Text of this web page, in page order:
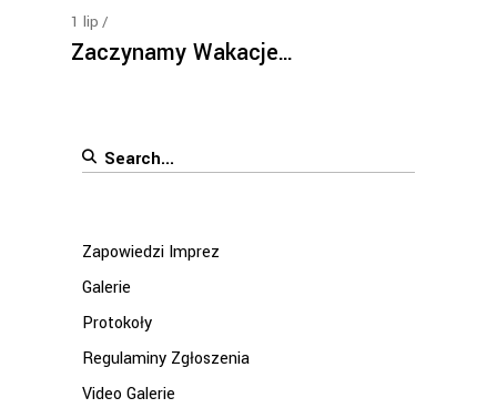
1 lip
Zaczynamy Wakacje…
Search
Zapowiedzi Imprez
Galerie
Protokoły
Regulaminy Zgłoszenia
Video Galerie